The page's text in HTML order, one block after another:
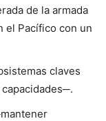
de la armada
el Pacífico con un
claves